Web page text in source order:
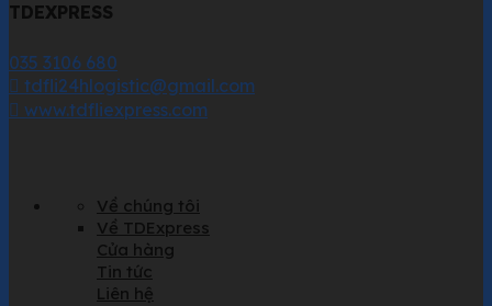
TDEXPRESS
035 3106 680
tdfli24hlogistic@gmail.com
www.tdfliexpress.com
Về chúng tôi
Về TDExpress
Cửa hàng
Tin tức
Liên hệ